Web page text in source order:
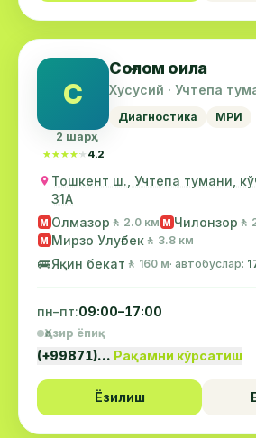
С
2 шарҳ
★★★★★
★★★★★ 4.2
Соғлом оила
Хусусий · Учтепа
Диагностика МРИ
Тошкент ш., Учтепа тумани,
31А
М Олмазор 🚶 2.0 км М Чилонзор 🚶
М Мирзо Улуғбек 🚶 3.8 км
🚌Яқин бекат 🚶 160 м· автобуслар:
пн–пт:09:00–17:00
Ҳозир ёпиқ
(+99871)… Рақамни кўрсатиш
Ёзилиш